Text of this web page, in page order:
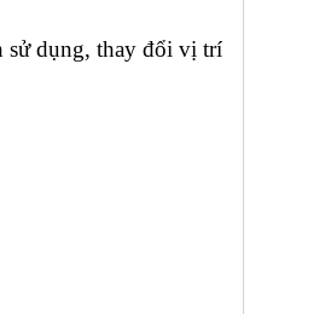
sử dụng, thay đổi vị trí